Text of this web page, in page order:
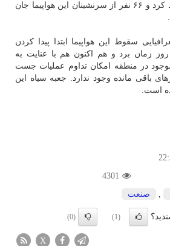
ارتفاعات كوه دنا سقوط كرد و ۶۶ نفر از سرنشینان این هواپیما جان
سقوط این هواپیما ابتدا پیدا كردن
زمان برد و هم اكنون هم با عنایت به
در منطقه امكان تداوم عملیات جست
باقی مانده وجود ندارد. جعبه سیاه این
است.
4301
, صنعت
(1)
(0)
X